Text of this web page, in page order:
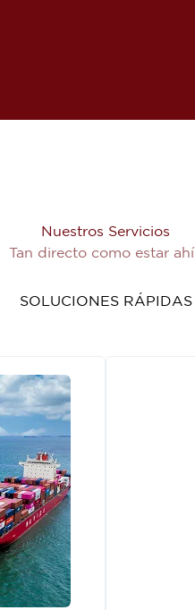
Nuestros Servicios
Tan directo como estar ahí.
SOLUCIONES RÁPIDAS